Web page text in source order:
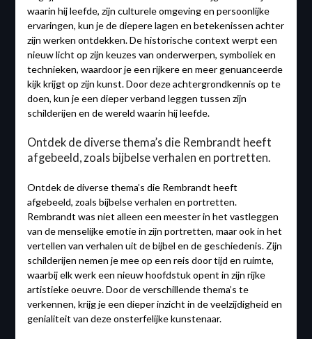
waarin hij leefde, zijn culturele omgeving en persoonlijke
ervaringen, kun je de diepere lagen en betekenissen achter
zijn werken ontdekken. De historische context werpt een
nieuw licht op zijn keuzes van onderwerpen, symboliek en
technieken, waardoor je een rijkere en meer genuanceerde
kijk krijgt op zijn kunst. Door deze achtergrondkennis op te
doen, kun je een dieper verband leggen tussen zijn
schilderijen en de wereld waarin hij leefde.
Ontdek de diverse thema’s die Rembrandt heeft
afgebeeld, zoals bijbelse verhalen en portretten.
Ontdek de diverse thema’s die Rembrandt heeft
afgebeeld, zoals bijbelse verhalen en portretten.
Rembrandt was niet alleen een meester in het vastleggen
van de menselijke emotie in zijn portretten, maar ook in het
vertellen van verhalen uit de bijbel en de geschiedenis. Zijn
schilderijen nemen je mee op een reis door tijd en ruimte,
waarbij elk werk een nieuw hoofdstuk opent in zijn rijke
artistieke oeuvre. Door de verschillende thema’s te
verkennen, krijg je een dieper inzicht in de veelzijdigheid en
genialiteit van deze onsterfelijke kunstenaar.